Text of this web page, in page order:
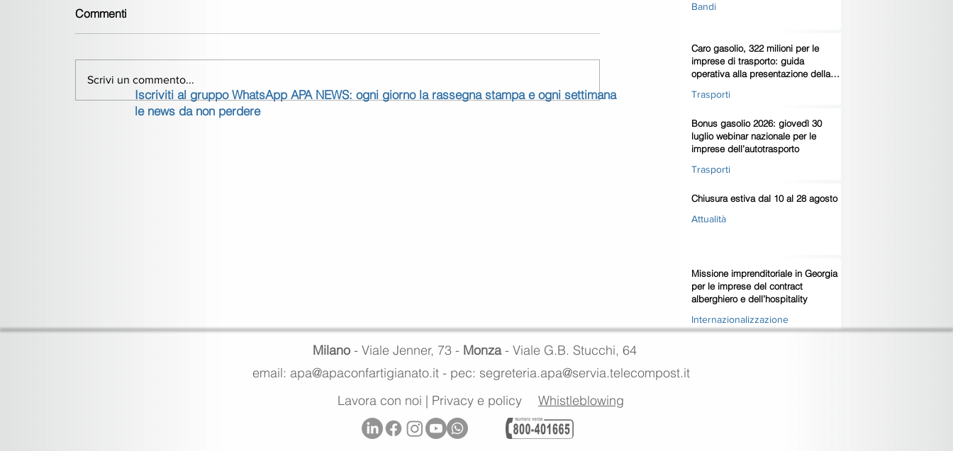
Commenti
Scrivi un commento...
Bandi
Caro gasolio, 322 milioni per le
imprese di trasporto: guida
operativa alla presentazione della
Trasporti
Bonus gasolio 2026: giovedì 30
luglio webinar nazionale per le
imprese dell’autotrasporto
Trasporti
Chiusura estiva dal 10 al 28 agosto
Attualità
Missione imprenditoriale in Georgia
per le imprese del contract
alberghiero e dell’hospitality
Internazionalizzazione
Iscriviti al gruppo WhatsApp APA NEWS: ogni giorno la rassegna stampa e ogni settimana
le news da non perdere
Milano - Viale Jenner, 73 - Monza- Viale G.B. Stucchi, 64
email: apa@apaconfartigianato.it - pec: segreteria.apa@servia.telecompost.it
Lavora con noi | Privacy e policy Whistleblowing